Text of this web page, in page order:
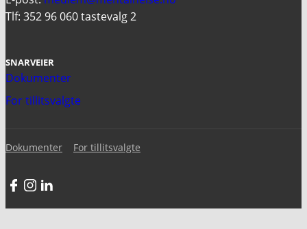
Tlf: 352 96 060 tastevalg 2
SNARVEIER
Dokumenter
For tillitsvalgte
Dokumenter For tillitsvalgte